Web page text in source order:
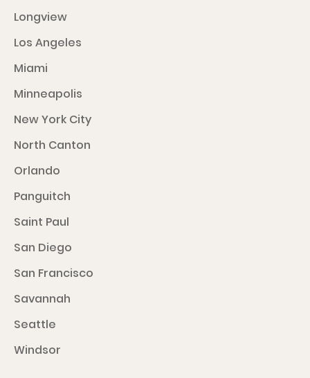
Longview
Los Angeles
Miami
Minneapolis
New York City
North Canton
Orlando
Panguitch
Saint Paul
San Diego
San Francisco
Savannah
Seattle
Windsor